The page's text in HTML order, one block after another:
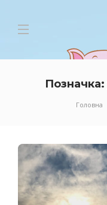
Позначка:
Головна